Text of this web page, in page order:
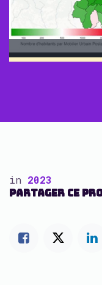
in 2023
PARTAGER CE